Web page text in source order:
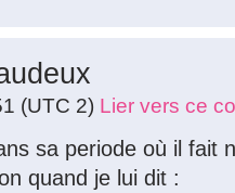
(UTC 2) Lier vers ce
sa periode où il fait
quand je lui dit :